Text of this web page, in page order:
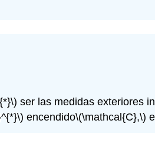
ser las medidas exteriores
encendido\(\mathcal{C},\)